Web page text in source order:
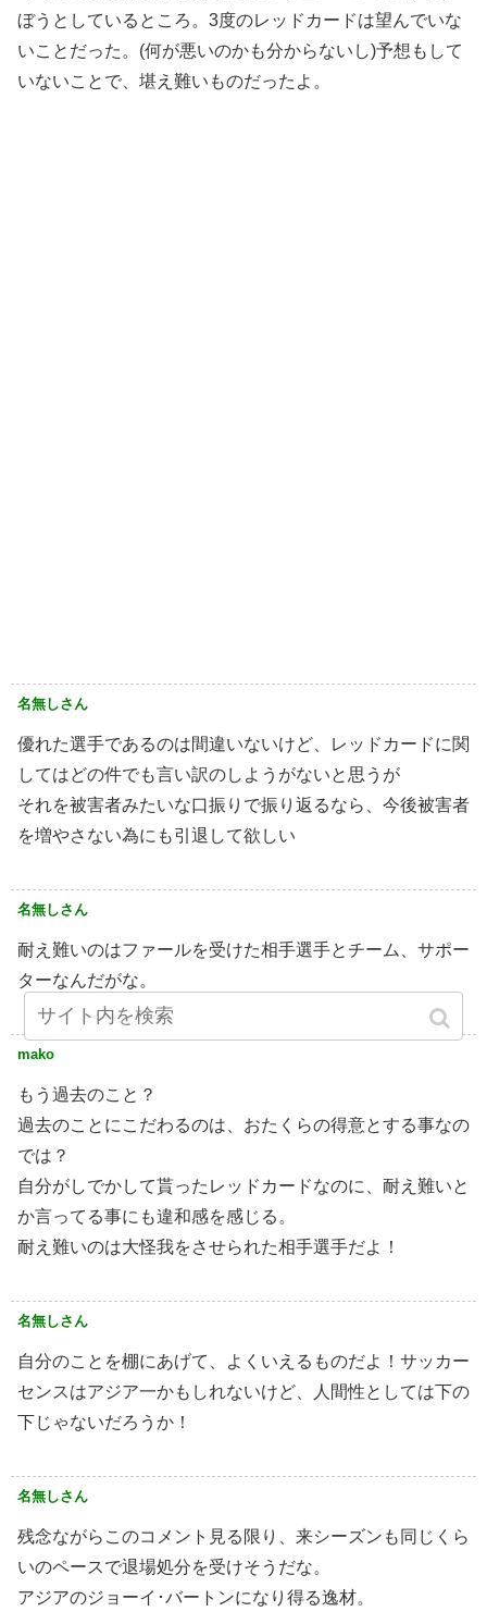
ぼうとしているところ。3度のレッドカードは望んでいな
いことだった。(何が悪いのかも分からないし)予想もして
いないことで、堪え難いものだったよ。
名無しさん
優れた選手であるのは間違いないけど、レッドカードに関
してはどの件でも言い訳のしようがないと思うが
それを被害者みたいな口振りで振り返るなら、今後被害者
を増やさない為にも引退して欲しい
名無しさん
耐え難いのはファールを受けた相手選手とチーム、サポー
ターなんだがな。
mako
もう過去のこと？
過去のことにこだわるのは、おたくらの得意とする事なの
では？
自分がしでかして貰ったレッドカードなのに、耐え難いと
か言ってる事にも違和感を感じる。
耐え難いのは大怪我をさせられた相手選手だよ！
名無しさん
自分のことを棚にあげて、よくいえるものだよ！サッカー
センスはアジア一かもしれないけど、人間性としては下の
下じゃないだろうか！
名無しさん
残念ながらこのコメント見る限り、来シーズンも同じくら
いのペースで退場処分を受けそうだな。
アジアのジョーイ･バートンになり得る逸材。